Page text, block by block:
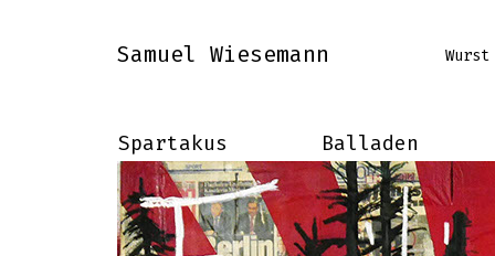
Samuel Wiesemann
Spartakus Balladen